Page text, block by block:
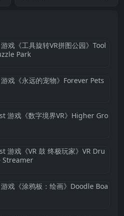
戏《工具旋转VR拼图公园》Tool
Park
戏《永远的宠物》Forever Pets
游戏《数字境界VR》Higher Gro
游戏《VR 鼓 终极玩家》VR Dru
Streamer
戏《涂鸦板：绘画》Doodle Boa